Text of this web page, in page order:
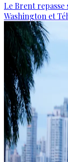
Le Brent repasse
Washington et